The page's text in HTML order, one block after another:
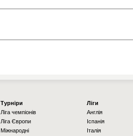
Турніри
Ліга чемпіонів
Ліга Європи
Міжнародні
Ліги
Англія
Іспанія
Італія